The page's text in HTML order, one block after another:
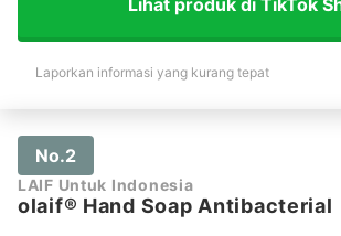
Laporkan informasi yang kurang tepat
No.2
LAIF Untuk Indonesia
olaif® Hand Soap Antibacterial